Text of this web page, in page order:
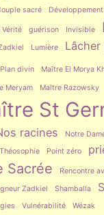
sacré
Vérité guérison Invisible
Lumière
divin Maître El Morya
Meryam Maître Razowsky
St
racines Notre
Point zéro
Sacrée
Rencontre
Zadkiel Shamballa
Vulnérabilité Wézak